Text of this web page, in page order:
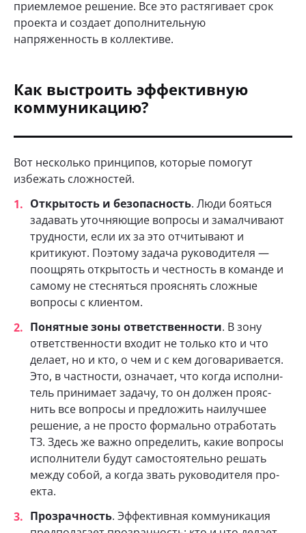
приемлемое решение. Все это растягивает срок
проекта и создает дополнительную
напряженность в коллективе.
Как выстроить эффективную
коммуникацию?
Вот несколько принципов, которые помогут
избежать сложностей.
Открытость и безопасность. Люди бояться
задавать уточняющие вопросы и замалчивают
трудности, если их за это отчитывают и
критикуют. Поэтому задача руководителя —
поощрять открытость и честность в команде и
самому не стесняться прояснять сложные
вопросы с клиентом.
Понятные зоны ответственности. В зону
ответственности входит не только кто и что
делает, но и кто, о чем и с кем договаривается.
Это, в част­но­сти, озна­чает, что когда испол­ни­
тель при­ни­мает задачу, то он должен про­яс­
нить все вопросы и пред­ло­жить наи­луч­шее
реше­ние, а не про­сто фор­мально отра­бо­тать
ТЗ. Здесь же важно опре­де­лить, какие вопросы
испол­ни­тели будут самостоятельно решать
между собой, а когда звать руко­во­ди­теля про­
екта.
Прозрачность. Эффективная ком­му­ни­ка­ция